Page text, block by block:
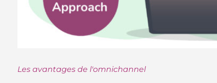
Les avantages de l'omnichannel